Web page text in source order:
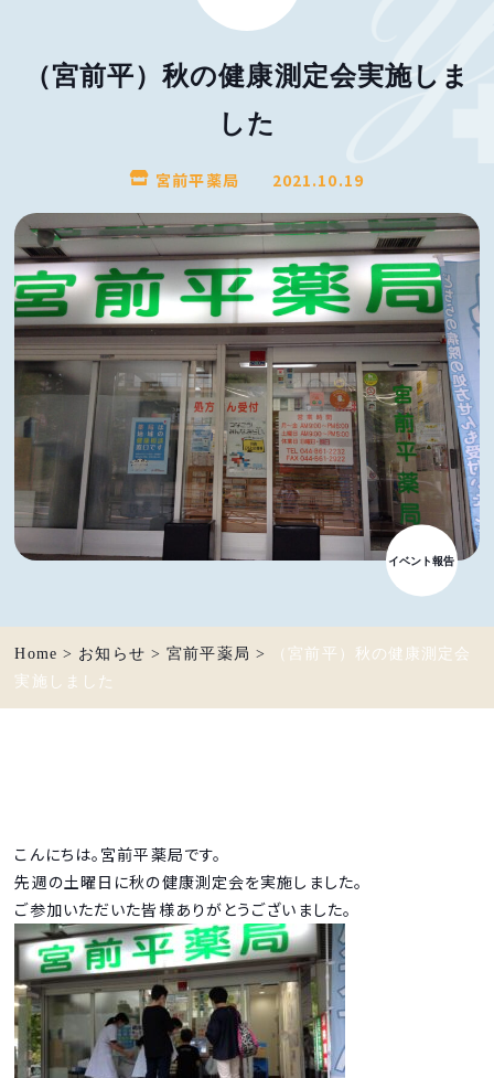
（宮前平）秋の健康測定会実施しま
した
宮前平薬局 2021.10.19
イベント報告
Home > お知らせ >宮前平薬局 >
（宮前平）秋の健康測定会
実施しました
こんにちは。宮前平薬局です。
先週の土曜日に秋の健康測定会を実施しました。
ご参加いただいた皆様ありがとうございました。